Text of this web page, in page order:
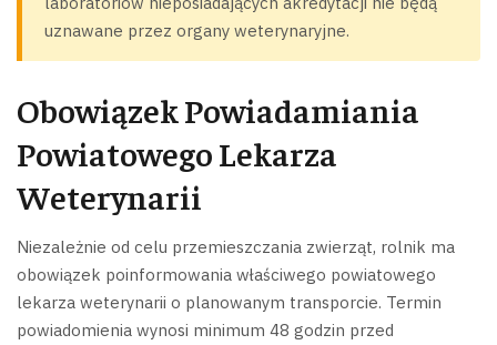
uznawane przez organy weterynaryjne.
Obowiązek Powiadamiania
Powiatowego Lekarza
Weterynarii
Niezależnie od celu przemieszczania zwierząt, rolnik ma
obowiązek poinformowania właściwego powiatowego
lekarza weterynarii o planowanym transporcie. Termin
powiadomienia wynosi minimum 48 godzin przed